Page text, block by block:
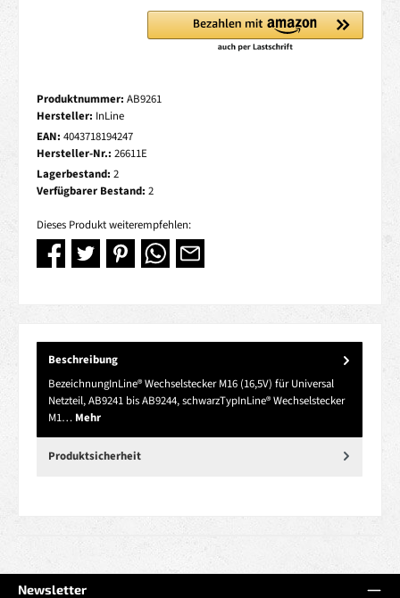
Produktnummer: AB9261
Hersteller: InLine
EAN: 4043718194247
Hersteller-Nr.: 26611E
Lagerbestand: 2
Verfügbarer Bestand: 2
Dieses Produkt weiterempfehlen:
Beschreibung
BezeichnungInLine® Wechselstecker M16 (16,5V) für Universal
Netzteil, AB9241 bis AB9244, schwarzTypInLine® Wechselstecker
M1… Mehr
Produktsicherheit
Newsletter